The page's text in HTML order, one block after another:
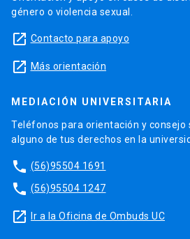
género o violencia sexual.
launch Contacto para apoyo
launch Más orientación
MEDIACIÓN UNIVERSITARIA
Teléfonos para orientación y consejo
alguno de tus derechos en la
phone (56)95504 1691
phone (56)95504 1247
launch Ir a la Oficina de Ombuds UC